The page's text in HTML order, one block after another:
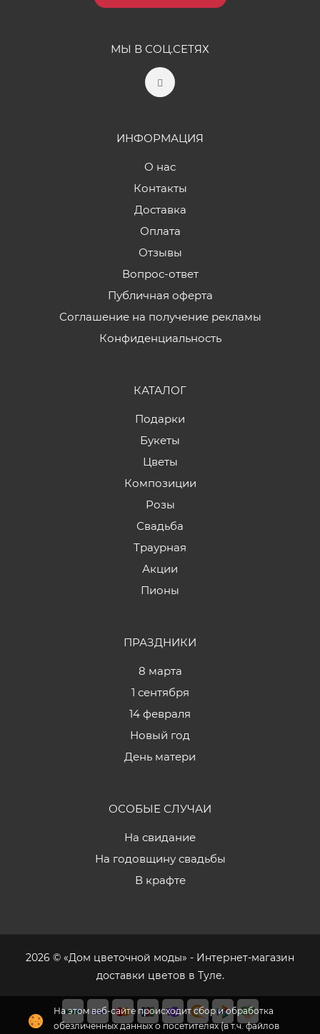
На этом веб-сайте происходит сбор и обработка
обезличенных данных о посетителях (в т.ч. файлов
МЫ В СОЦ.СЕТЯХ
ИНФОРМАЦИЯ
О нас
Контакты
Доставка
Оплата
Отзывы
Вопрос-ответ
Публичная оферта
Соглашение на получение рекламы
Конфиденциальность
КАТАЛОГ
Подарки
Букеты
Цветы
Композиции
Розы
Свадьба
Траурная
Акции
Пионы
ПРАЗДНИКИ
8 марта
1 сентября
14 февраля
Новый год
День матери
ОСОБЫЕ СЛУЧАИ
На свидание
На годовщину свадьбы
В крафте
2026 © «Дом цветочной моды» - Интернет-магазин
доставки цветов в Туле.